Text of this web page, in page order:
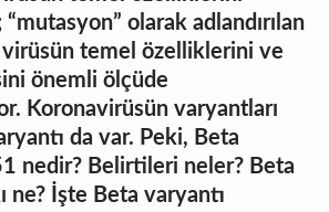
olarak adlandırılan
virüsün temel özelliklerini ve
önemli ölçüde
Koronavirüsün varyantları
da var. Peki, Beta
nedir? Belirtileri neler? Beta
ne? İşte Beta varyantı